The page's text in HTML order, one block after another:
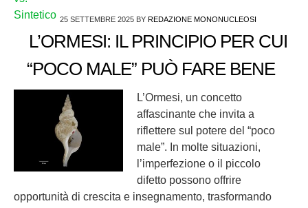
25 SETTEMBRE 2025BY REDAZIONE MONONUCLEOSI
L’ORMESI: IL PRINCIPIO PER CUI
“POCO MALE” PUÒ FARE BENE
L’Ormesi, un concetto
affascinante che invita a
riflettere sul potere del “poco
male”. In molte situazioni,
l’imperfezione o il piccolo
difetto possono offrire
opportunità di crescita e insegnamento, trasformando